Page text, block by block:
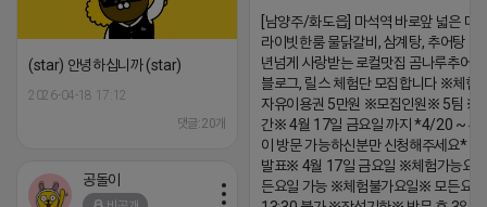
[남양주/화도읍] 마석역 바로앞 넓은 매
라이빗한룸 물닭갈비, 삼계탕, 추어탕 맛
년넘게 사랑받는 로컬맛집 곰나루추어
블로그, 릴스 체험단 모집합니다 ※체험
자유이용권 5만원 ※모집인원※ 5팀 ※
간※ 4월 17일 금요일 까지 *4/20 ~ 4/
이 방문 가능하신분만 신청해주세요* ※
발표※ 4월 17일 금요일 ※체험가능요
든요일 가능 ※체험불가요일※ 모든요
(star) 안녕하십니까 (star)
2026-04-18 17:12
댓글:20개
공돌이